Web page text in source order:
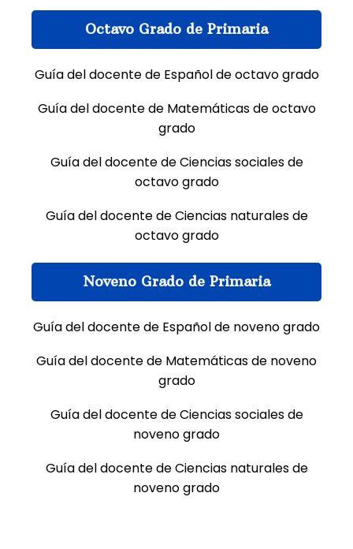
Octavo Grado de Primaria
Guía del docente de Español de octavo grado
Guía del docente de Matemáticas de octavo
grado
Guía del docente de Ciencias sociales de
octavo grado
Guía del docente de Ciencias naturales de
octavo grado
Noveno Grado de Primaria
Guía del docente de Español de noveno grado
Guía del docente de Matemáticas de noveno
grado
Guía del docente de Ciencias sociales de
noveno grado
Guía del docente de Ciencias naturales de
noveno grado